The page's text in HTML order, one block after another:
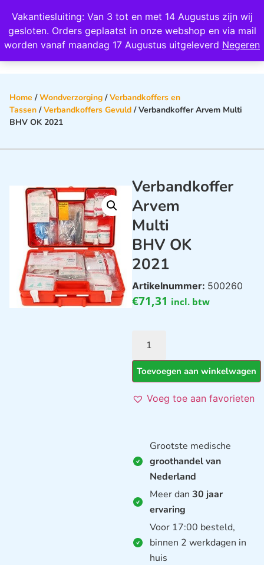
Vakantiesluiting: Van 3 tot en met 14 Augustus zijn wij
gesloten. Orders geplaatst in onze webshop en via mail
worden vanaf maandag 17 Augustus uitgeleverd Negeren
Wij scoren een 4,8 op Google
Home /Wondverzorging /Verbandkoffers en
Tassen /Verbandkoffers Gevuld / Verbandkoffer Arvem Multi
BHV OK 2021
Verbandkoffer
Arvem
Multi
BHV OK
2021
Artikelnummer: 500260
€71,31 incl. btw
Toevoegen aan winkelwagen
Voeg toe aan favorieten
Grootste medische
groothandel van
Nederland
Meer dan 30 jaar
ervaring
Voor 17:00 besteld,
binnen 2 werkdagen in
huis